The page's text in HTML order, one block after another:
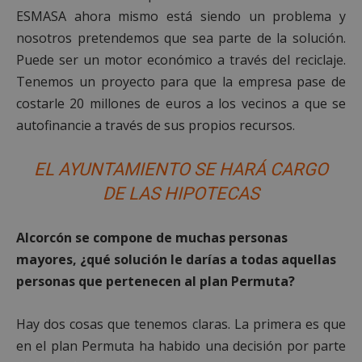
ESMASA ahora mismo está siendo un problema y
nosotros pretendemos que sea parte de la solución.
Puede ser un motor económico a través del reciclaje.
Tenemos un proyecto para que la empresa pase de
costarle 20 millones de euros a los vecinos a que se
autofinancie a través de sus propios recursos.
EL AYUNTAMIENTO SE HARÁ CARGO
DE LAS HIPOTECAS
Alcorcón se compone de muchas personas
mayores, ¿qué solución le darías a todas aquellas
personas que pertenecen al plan Permuta?
Hay dos cosas que tenemos claras. La primera es que
en el plan Permuta ha habido una decisión por parte